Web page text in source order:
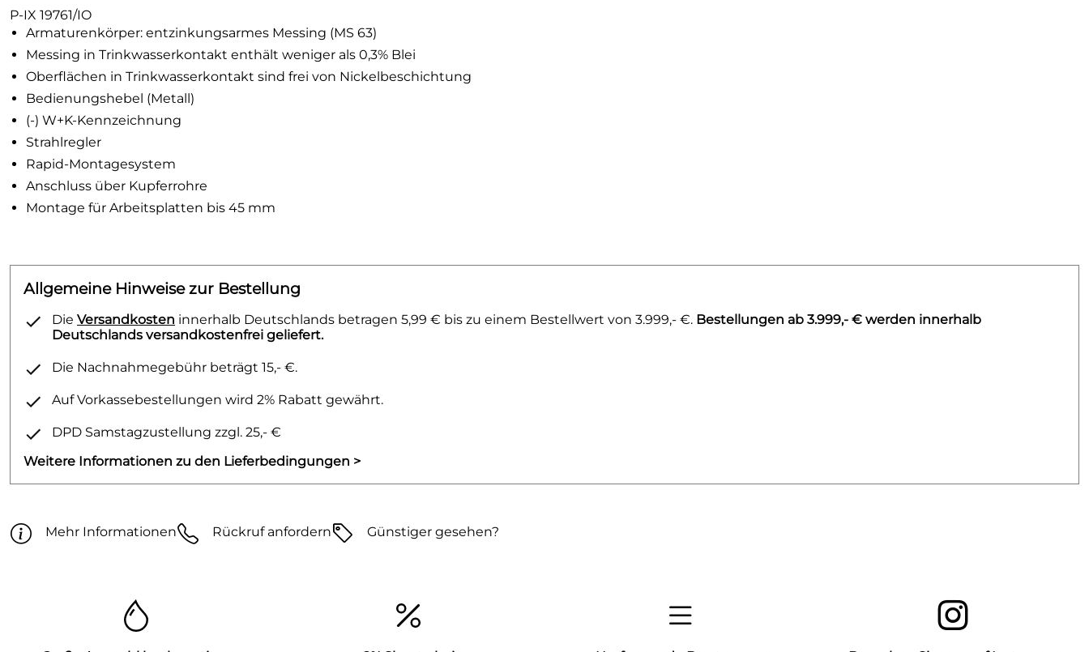
P-IX 19761/IO
Armaturenkörper: entzinkungsarmes Messing (MS 63)
Messing in Trinkwasserkontakt enthält weniger als 0,3% Blei
Oberflächen in Trinkwasserkontakt sind frei von Nickelbeschichtung
Bedienungshebel (Metall)
(-) W+K-Kennzeichnung
Strahlregler
Rapid-Montagesystem
Anschluss über Kupferrohre
Montage für Arbeitsplatten bis 45 mm
Allgemeine Hinweise zur Bestellung
Die Versandkosten innerhalb Deutschlands betragen 5,99 € bis zu einem Bestellwert von 3.999,- €. Bestellungen ab 3.999,- € werden innerhalb
Deutschlands versandkostenfrei geliefert.
Die Nachnahmegebühr beträgt 15,- €.
Auf Vorkassebestellungen wird 2% Rabatt gewährt.
DPD Samstagzustellung zzgl. 25,- €
Weitere Informationen zu den Lieferbedingungen >
Mehr Informationen Rückruf anfordern Günstiger gesehen?